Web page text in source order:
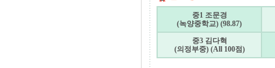
중1 조문경
(녹양중학교) (98.87)
중3 김다혁
(의정부중) (All 100점)